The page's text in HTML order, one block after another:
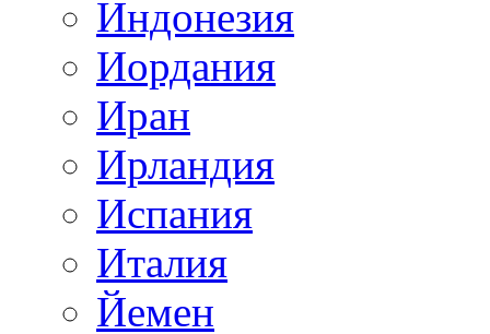
Индонезия
Иордания
Иран
Ирландия
Испания
Италия
Йемен